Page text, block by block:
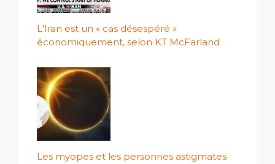
L'Iran est un « cas désespéré »
économiquement, selon KT McFarland
Les myopes et les personnes astigmates